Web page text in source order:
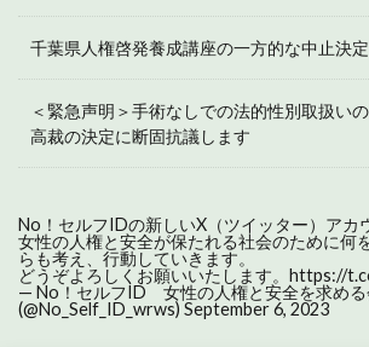
千葉県人権啓発養成講座の一方的な中止決
＜緊急声明＞手術なしでの法的性別取扱い
高裁の決定に断固抗議します
No！セルフIDの新しいX（ツイッター）アカ
女性の人権と安全が保たれる社会のために何
らも考え、行動していきます。
どうぞよろしくお願いいたします。 https://
— No！セルフID 女性の人権と安全を求める
(@No_Self_ID_wrws) September 6, 2023